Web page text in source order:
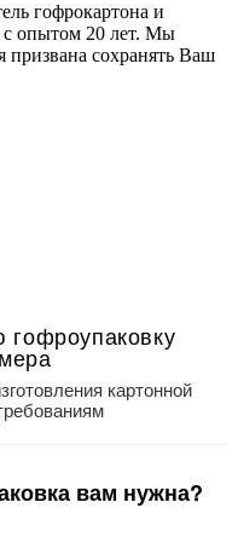
гофрокартона и
с опытом 20 лет. Мы
призвана сохранять Ваш
гофроупаковку
картонной
вам нужна?